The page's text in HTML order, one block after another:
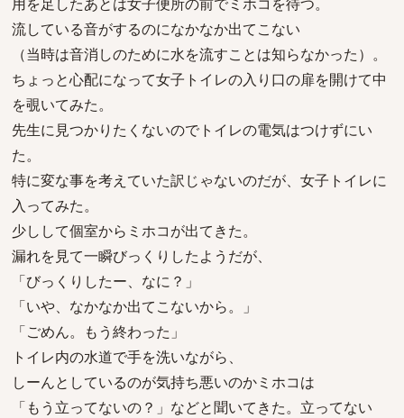
流している音がするのになかなか出てこない
（当時は音消しのために水を流すことは知らなかった）。
ちょっと心配になって女子トイレの入り口の扉を開けて中
を覗いてみた。
先生に見つかりたくないのでトイレの電気はつけずにい
た。
特に変な事を考えていた訳じゃないのだが、女子トイレに
入ってみた。
少しして個室からミホコが出てきた。
漏れを見て一瞬びっくりしたようだが、
「びっくりしたー、なに？」
「いや、なかなか出てこないから。」
「ごめん。もう終わった」
トイレ内の水道で手を洗いながら、
しーんとしているのが気持ち悪いのかミホコは
「もう立ってないの？」などと聞いてきた。立ってない